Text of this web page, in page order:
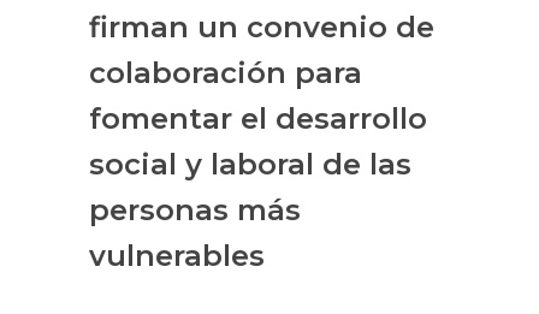
firman un convenio de
colaboración para
fomentar el desarrollo
social y laboral de las
personas más
vulnerables